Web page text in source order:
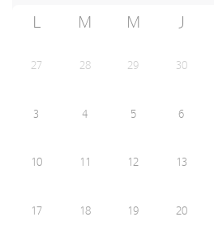
L M M J
27 28 29 30
3 4 5 6
10 11 12 13
17 18 19 20